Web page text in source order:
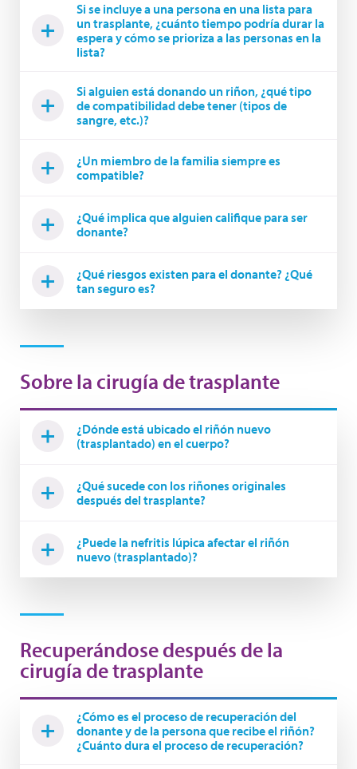
Si se incluye a una persona en una lista para
un trasplante, ¿cuánto tiempo podría durar la
espera y cómo se prioriza a las personas en la
lista?
Si alguien está donando un riñon, ¿qué tipo
de compatibilidad debe tener (tipos de
sangre, etc.)?
¿Un miembro de la familia siempre es
compatible?
¿Qué implica que alguien califique para ser
donante?
¿Qué riesgos existen para el donante? ¿Qué
tan seguro es?
Sobre la cirugía de trasplante
¿Dónde está ubicado el riñón nuevo
(trasplantado) en el cuerpo?
¿Qué sucede con los riñones originales
después del trasplante?
¿Puede la nefritis lúpica afectar el riñón
nuevo (trasplantado)?
Recuperándose después de la
cirugía de trasplante
¿Cómo es el proceso de recuperación del
donante y de la persona que recibe el riñón?
¿Cuánto dura el proceso de recuperación?